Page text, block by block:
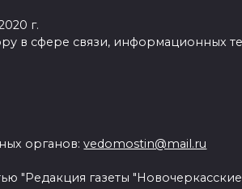
г.
в сфере связи, информационных
органов:vedomostin@mail.ru
"Редакция газеты